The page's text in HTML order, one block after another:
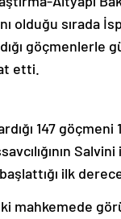
olduğu sırada
göçmenlerle
etti.
147
Salvini
ilk
mahkemede